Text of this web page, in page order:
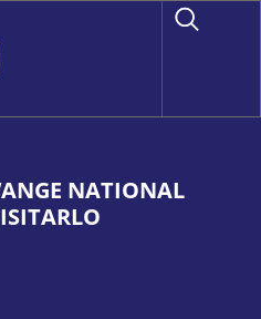
NATIONAL